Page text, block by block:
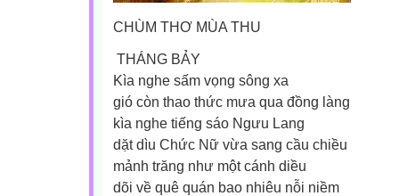
CHÙM THƠ MÙA THU
THÁNG BẢY
Kìa nghe sấm vọng sông xa
gió còn thao thức mưa qua đồng làng
kìa nghe tiếng sáo Ngưu Lang
dặt dìu Chức Nữ vừa sang cầu chiều
mảnh trăng như một cánh diều
dõi về quê quán bao nhiêu nỗi niềm